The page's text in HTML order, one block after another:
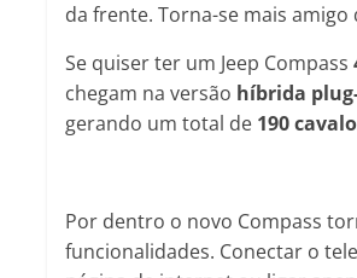
da frente. Torna-se mais
Se quiser ter um Jeep Compass
chegam na versão híbrida
gerando um total de 190
Por dentro o novo Compass
funcionalidades. Conectar o